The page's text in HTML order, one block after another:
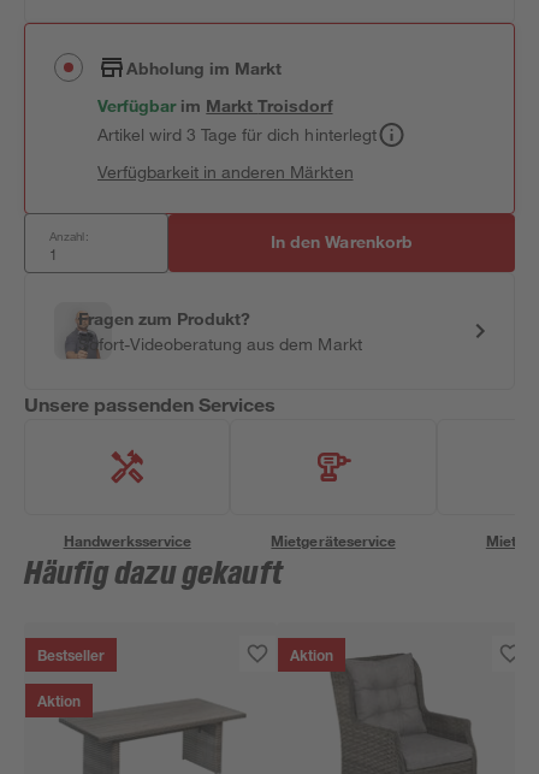
Abholung im Markt
Verfügbar im MarktTroisdorf
Artikel wird 3 Tage für dich hinterlegt
Verfügbarkeit in anderen Märkten
Anzahl: In den Warenkorb
Fragen zum Produkt?
Sofort-Videoberatung aus dem Markt
Unsere passenden Services
Handwerksservice Mietgeräteservice
Häufig dazu gekauft
Bestseller
Aktion
Aktion